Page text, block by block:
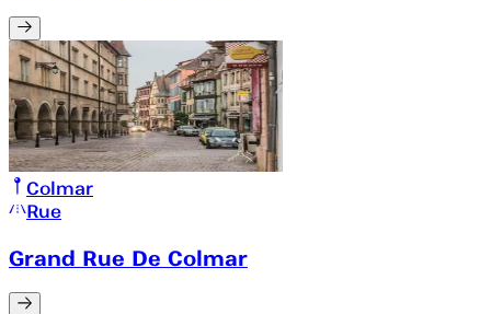
Colmar
Rue
Grand Rue De Colmar